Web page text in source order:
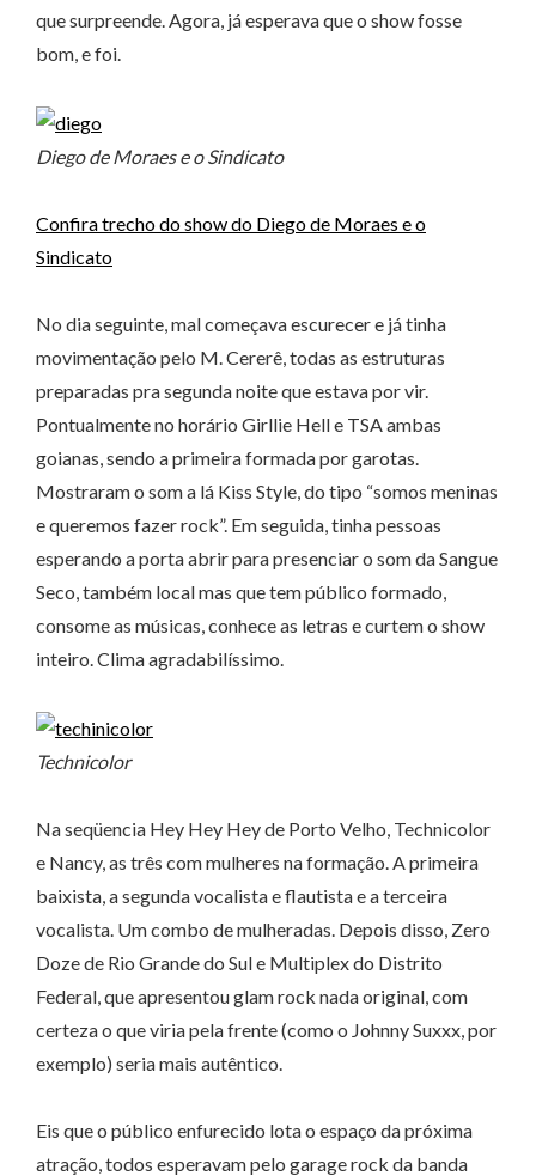
que surpreende. Agora, já esperava que o show fosse
bom, e foi.
Diego de Moraes e o Sindicato
Confira trecho do show do Diego de Moraes e o
Sindicato
No dia seguinte, mal começava escurecer e já tinha
movimentação pelo M. Cererê, todas as estruturas
preparadas pra segunda noite que estava por vir.
Pontualmente no horário Girllie Hell e TSA ambas
goianas, sendo a primeira formada por garotas.
Mostraram o som a lá Kiss Style, do tipo “somos meninas
e queremos fazer rock”. Em seguida, tinha pessoas
esperando a porta abrir para presenciar o som da Sangue
Seco, também local mas que tem público formado,
consome as músicas, conhece as letras e curtem o show
inteiro. Clima agradabilíssimo.
Technicolor
Na seqüencia Hey Hey Hey de Porto Velho, Technicolor
e Nancy, as três com mulheres na formação. A primeira
baixista, a segunda vocalista e flautista e a terceira
vocalista. Um combo de mulheradas. Depois disso, Zero
Doze de Rio Grande do Sul e Multiplex do Distrito
Federal, que apresentou glam rock nada original, com
certeza o que viria pela frente (como o Johnny Suxxx, por
exemplo) seria mais autêntico.
Eis que o público enfurecido lota o espaço da próxima
atração, todos esperavam pelo garage rock da banda